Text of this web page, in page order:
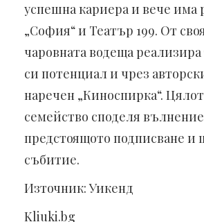
успешна кариера и вече има
„София“ и Театър 199. От
чаровната водеща
си потенциал и чрез
наречен „Киноспирка“.
семейство споделя
предстоящото подписване и
събитие.
Източник: Уикенд
Kliuki.bg